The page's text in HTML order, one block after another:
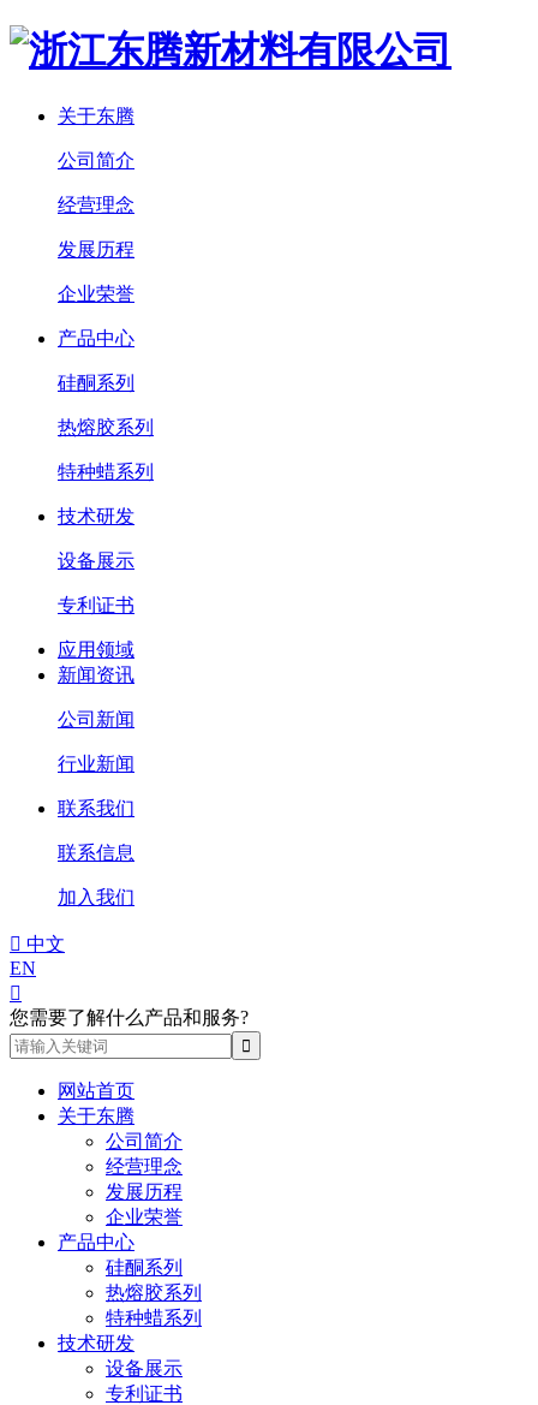
关于东腾
公司简介
经营理念
发展历程
企业荣誉
产品中心
硅酮系列
热熔胶系列
特种蜡系列
技术研发
设备展示
专利证书
应用领域
新闻资讯
公司新闻
行业新闻
联系我们
联系信息
加入我们
 中文
EN

您需要了解什么产品和服务?
网站首页
关于东腾
公司简介
经营理念
发展历程
企业荣誉
产品中心
硅酮系列
热熔胶系列
特种蜡系列
技术研发
设备展示
专利证书